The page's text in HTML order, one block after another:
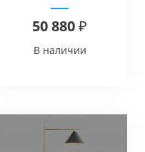
50 880 ₽
В наличии